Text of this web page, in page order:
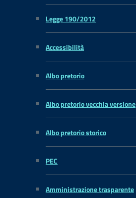
Legge 190/2012
Accessibilità
Albo pretorio
Albo pretorio vecchia versione
Albo pretorio storico
PEC
Amministrazione trasparente